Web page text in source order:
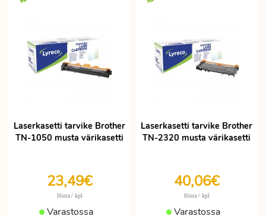
Laserkasetti tarvike Brother
TN-1050 musta värikasetti
23,49€
Hinta / kpl
Varastossa
Laserkasetti tarvike Brother
TN-2320 musta värikasetti
40,06€
Hinta / kpl
Varastossa